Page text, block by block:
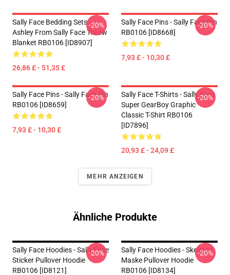
Sally Face Bedding Sets -
Ashley From Sally Face Throw
Blanket RB0106 [ID8907]
26,86 £ - 51,35 £
-20%
Sally Face Pins - Sally Face Pin
RB0106 [ID8668]
7,93 £ - 10,30 £
-20%
Sally Face Pins - Sally Face Pin
RB0106 [ID8659]
7,93 £ - 10,30 £
-20%
Sally Face T-Shirts - Sally Face
Super GearBoy Graphic
Classic T-Shirt RB0106
[ID7896]
20,93 £ - 24,09 £
-20%
MEHR ANZEIGEN
Ähnliche Produkte
Sally Face Hoodies - Sally Face
Sticker Pullover Hoodie
RB0106 [ID8121]
-20%
Sally Face Hoodies - Skeleton
Maske Pullover Hoodie
RB0106 [ID8134]
-20%